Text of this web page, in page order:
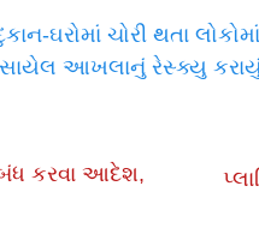
ઘરોમાં ચોરી થતા
ફસાયેલ આખલાનું રેસ્ક્યુ
કરવા આદેશ,